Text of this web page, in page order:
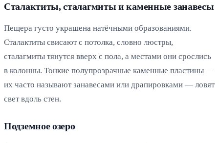
Сталактиты, сталагмиты и каменные занавесы
Пещера густо украшена натёчными образованиями.
Сталактиты свисают с потолка, словно люстры,
сталагмиты тянутся вверх с пола, а местами они срослись
в колонны. Тонкие полупрозрачные каменные пластины —
их часто называют занавесами или драпировками — ловят
свет вдоль стен.
Подземное озеро